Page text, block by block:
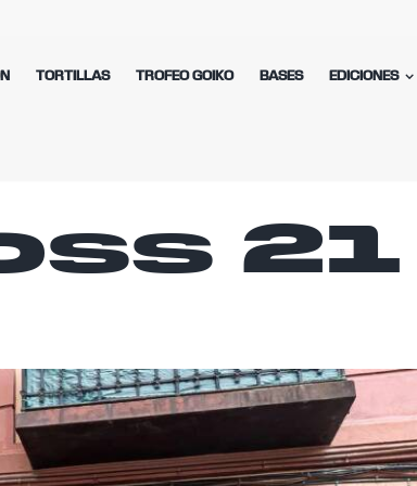
TORTILLAS TROFEO GOIKO BASES EDICIONES
21